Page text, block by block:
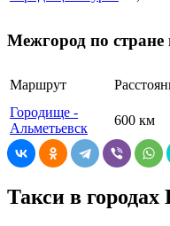
Межгород по стране
Маршрут
Городище -
Альметьевск
600 км
Такси в городах